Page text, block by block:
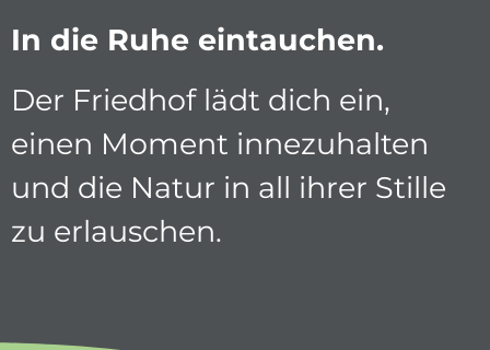
In die Ruhe eintauchen.
Der Friedhof lädt dich ein,
einen Moment innezuhalten
und die Natur in all ihrer Stille
zu erlauschen.